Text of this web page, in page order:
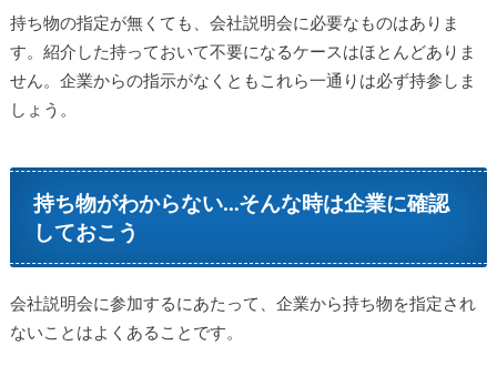
持ち物の指定が無くても、会社説明会に必要なものはありま
す。紹介した持っておいて不要になるケースはほとんどありま
せん。企業からの指示がなくともこれら一通りは必ず持参しま
しょう。
持ち物がわからない…そんな時は企業に確認
しておこう
会社説明会に参加するにあたって、企業から持ち物を指定され
ないことはよくあることです。